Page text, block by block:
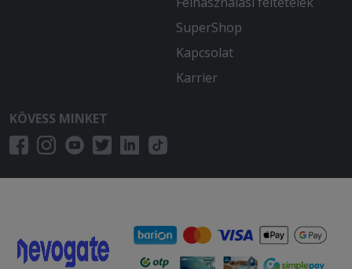
SuperShop
Kapcsolat
Karrier
KÖVESS MINKET